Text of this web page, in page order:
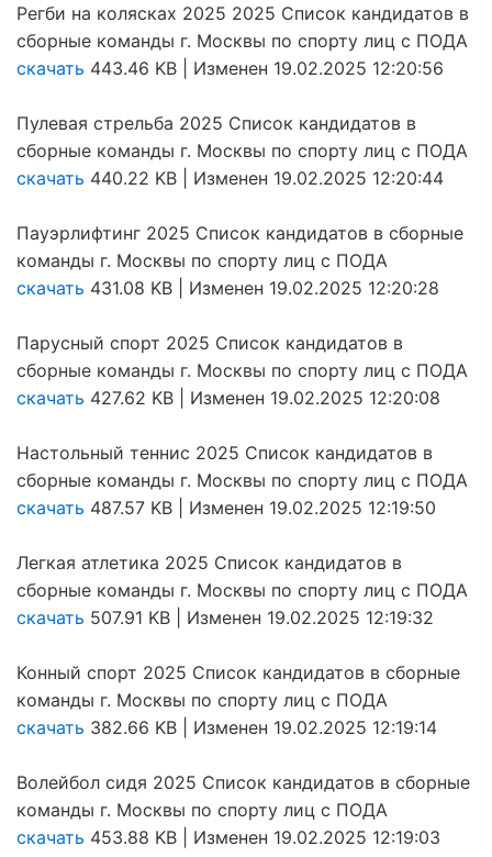
Регби на колясках 2025 2025 Список кандидатов в
сборные команды г. Москвы по спорту лиц с ПОДА
скачать 443.46 KB | Изменен 19.02.2025 12:20:56
Пулевая стрельба 2025 Список кандидатов в
сборные команды г. Москвы по спорту лиц с ПОДА
скачать 440.22 KB | Изменен 19.02.2025 12:20:44
Пауэрлифтинг 2025 Список кандидатов в сборные
команды г. Москвы по спорту лиц с ПОДА
скачать 431.08 KB | Изменен 19.02.2025 12:20:28
Парусный спорт 2025 Список кандидатов в
сборные команды г. Москвы по спорту лиц с ПОДА
скачать 427.62 KB | Изменен 19.02.2025 12:20:08
Настольный теннис 2025 Список кандидатов в
сборные команды г. Москвы по спорту лиц с ПОДА
скачать 487.57 KB | Изменен 19.02.2025 12:19:50
Легкая атлетика 2025 Список кандидатов в
сборные команды г. Москвы по спорту лиц с ПОДА
скачать 507.91 KB | Изменен 19.02.2025 12:19:32
Конный спорт 2025 Список кандидатов в сборные
команды г. Москвы по спорту лиц с ПОДА
скачать 382.66 KB | Изменен 19.02.2025 12:19:14
Волейбол сидя 2025 Список кандидатов в сборные
команды г. Москвы по спорту лиц с ПОДА
скачать 453.88 KB | Изменен 19.02.2025 12:19:03